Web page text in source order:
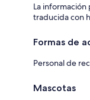
La
traducida con
Formas de
Personal de
Mascotas